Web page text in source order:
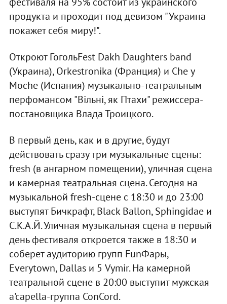
продукта и проходит под девизом "Украина
покажет себя миру!".
Откроют ГогольFest Dakh Daughters band
(Украина), Orkestronika (Франция) и Che y
Moche (Испания) музыкально-театральным
перфомансом "Вільні, як Птахи" режиссера-
постановщика Влада Троицкого.
В первый день, как и в другие, будут
действовать сразу три музыкальные сцены:
fresh (в ангарном помещении), уличная сцена
и камерная театральная сцена. Сегодня на
музыкальной fresh-сцене с 18:30 и до 23:00
выступят Бичкрафт, Black Ballon, Sphingidae и
С.К.А.Й. Уличная музыкальная сцена в первый
день фестиваля откроется также в 18:30 и
соберет аудиторию групп FunФары,
Everytown, Dallas и 5 Vymir. На камерной
театральной сцене в 20:00 выступит мужская
a'capella-группа ConCord.